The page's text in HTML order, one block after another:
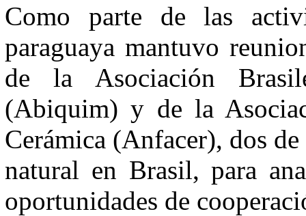
Como parte de las
paraguaya mantuvo
de la Asociación
(Abiquim) y de la
Cerámica (Anfacer), dos
natural en Brasil, para
oportunidades de